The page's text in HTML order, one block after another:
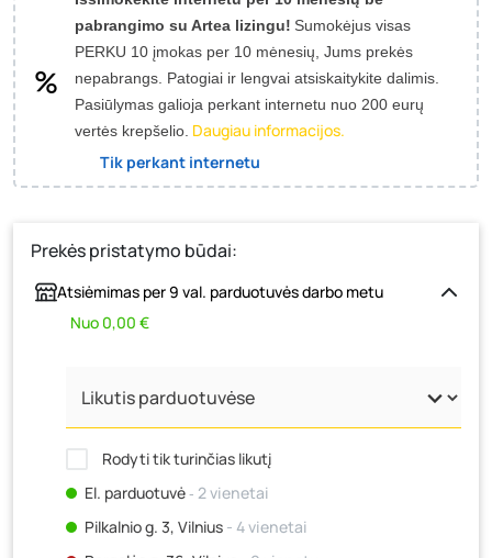
pabrangimo su Artea lizingu! Sumokėjus visas
PERKU 10 įmokas per 10 mėnesių, Jums prekės
nepabrangs. Patogiai ir lengvai atsiskaitykite dalimis.
Pasiūlymas galioja perkant internetu nuo 200 eurų
vertės krepšelio. Daugiau informacijos.
Tik perkant internetu
Prekės pristatymo būdai:
Atsiėmimas per 9 val. parduotuvės darbo metu
Nuo 0,00 €
Rodyti tik turinčias likutį
El. parduotuvė‐ 2 vienetai
Pilkalnio g. 3, Vilnius - 4 vienetai